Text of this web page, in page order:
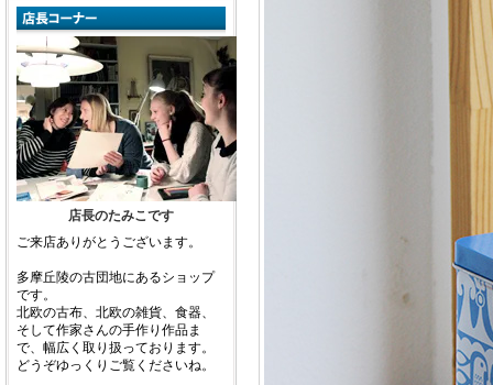
店長のたみこです
ご来店ありがとうございます。
多摩丘陵の古団地にあるショップ
です。
北欧の古布、北欧の雑貨、食器、
そして作家さんの手作り作品ま
で、幅広く取り扱っております。
どうぞゆっくりご覧くださいね。